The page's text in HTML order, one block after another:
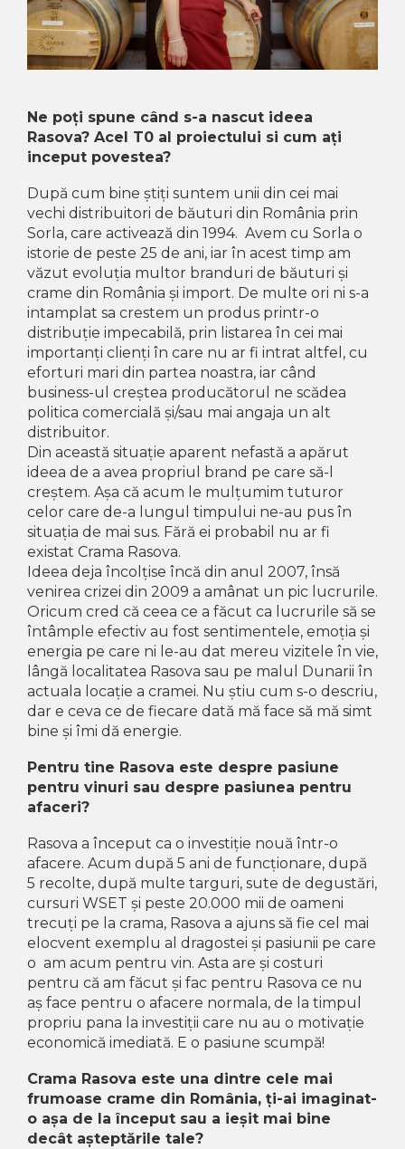
Crama GRAMMA
Cramele COTNARI
Domeniile La MIGDALI
Crama AVINCIS
Crama JIDVEI
Crama JELNA
GRAMOFON Wine
Domeniul BOGDAN
Crama ARAMIC
Crama CORCOVA
Crama PURCARI
Crama HERMEZIU
Grup FRESCOBALDI
L'ARTIST
DEMETER
VINUL Bikers For Humanity
Crama BALLA GEZA
Vinuri SPANIA
Vinuri SPECIALE
Domeniile Prince MATEI
Domeniile SÂMBUREȘTI
FAUTOR Winery
PRIMUL
Domeniile PANCIU
Crama Petro VASELO
Nea FLORICĂ
Vinuri Din GRECIA
Crama BUDUREASCA
Domeniile FRANCO-
ROMÂNE
Ne poți spune când s-a nascut ideea
Rasova? Acel T0 al proiectului si cum ați
inceput povestea?
După cum bine știți suntem unii din cei mai
vechi distribuitori de băuturi din România prin
Sorla, care activează din 1994. Avem cu Sorla o
istorie de peste 25 de ani, iar în acest timp am
văzut evoluția multor branduri de băuturi și
crame din România și import. De multe ori ni s-a
intamplat sa crestem un produs printr-o
distribuție impecabilă, prin listarea în cei mai
importanți clienți în care nu ar fi intrat altfel, cu
eforturi mari din partea noastra, iar când
business-ul creștea producătorul ne scădea
politica comercială și/sau mai angaja un alt
distribuitor.
Din această situație aparent nefastă a apărut
ideea de a avea propriul brand pe care să-l
creștem. Așa că acum le mulțumim tuturor
celor care de-a lungul timpului ne-au pus în
situația de mai sus. Fără ei probabil nu ar fi
existat Crama Rasova.
Ideea deja încolțise încă din anul 2007, însă
venirea crizei din 2009 a amânat un pic lucrurile.
Oricum cred că ceea ce a făcut ca lucrurile să se
întâmple efectiv au fost sentimentele, emoția și
energia pe care ni le-au dat mereu vizitele în vie,
lângă localitatea Rasova sau pe malul Dunarii în
actuala locație a cramei. Nu știu cum s-o descriu,
dar e ceva ce de fiecare dată mă face să mă simt
bine și îmi dă energie.
Pentru tine Rasova este despre pasiune
pentru vinuri sau despre pasiunea pentru
afaceri?
Rasova a început ca o investiție nouă într-o
afacere. Acum după 5 ani de funcționare, după
5 recolte, după multe targuri, sute de degustări,
cursuri WSET și peste 20.000 mii de oameni
trecuți pe la crama, Rasova a ajuns să fie cel mai
elocvent exemplu al dragostei și pasiunii pe care
o am acum pentru vin. Asta are și costuri
pentru că am făcut și fac pentru Rasova ce nu
aș face pentru o afacere normala, de la timpul
propriu pana la investiții care nu au o motivație
economică imediată. E o pasiune scumpă!
Crama Rasova este una dintre cele mai
frumoase crame din România, ți-ai imaginat-
o așa de la început sau a ieșit mai bine
decât așteptările tale?